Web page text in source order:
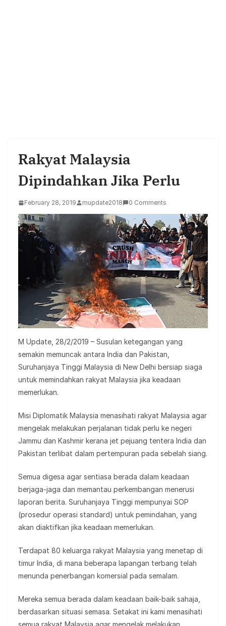
Rakyat Malaysia
Dipindahkan Jika Perlu
February 28, 2019 mupdate2018 0 Comments
M Update, 28/2/2019 – Susulan ketegangan yang
semakin memuncak antara India dan Pakistan,
Suruhanjaya Tinggi Malaysia di New Delhi bersiap siaga
untuk memindahkan rakyat Malaysia jika keadaan
memerlukan.
Misi Diplomatik Malaysia menasihati rakyat Malaysia agar
mengelak melakukan perjalanan tidak perlu ke negeri
Jammu dan Kashmir kerana jet pejuang tentera India dan
Pakistan terlibat dalam pertempuran pada sebelah siang.
Semua digesa agar sentiasa berada dalam keadaan
berjaga-jaga dan memantau perkembangan menerusi
laporan berita. Suruhanjaya Tinggi mempunyai SOP
(prosedur operasi standard) untuk pemindahan, yang
akan diaktifkan jika keadaan memerlukan.
Terdapat 80 keluarga rakyat Malaysia yang menetap di
timur India, di mana beberapa lapangan terbang telah
menunda penerbangan komersial pada semalam.
Mereka semua berada dalam keadaan baik-baik sahaja,
berdasarkan situasi semasa. Setakat ini kami menasihati
semua rakyat Malaysia agar mengelak melakukan